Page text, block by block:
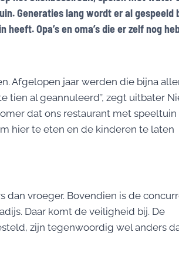
Generaties lang wordt er al gespeeld
Opa’s en oma’s die er zelf nog
Afgelopen jaar werden die bijna
tien al geannuleerd’’, zegt uitbater
dat ons restaurant met speeltuin
hier te eten en de kinderen te laten
dan vroeger. Bovendien is de
Daar komt de veiligheid bij. De
zijn tegenwoordig wel anders